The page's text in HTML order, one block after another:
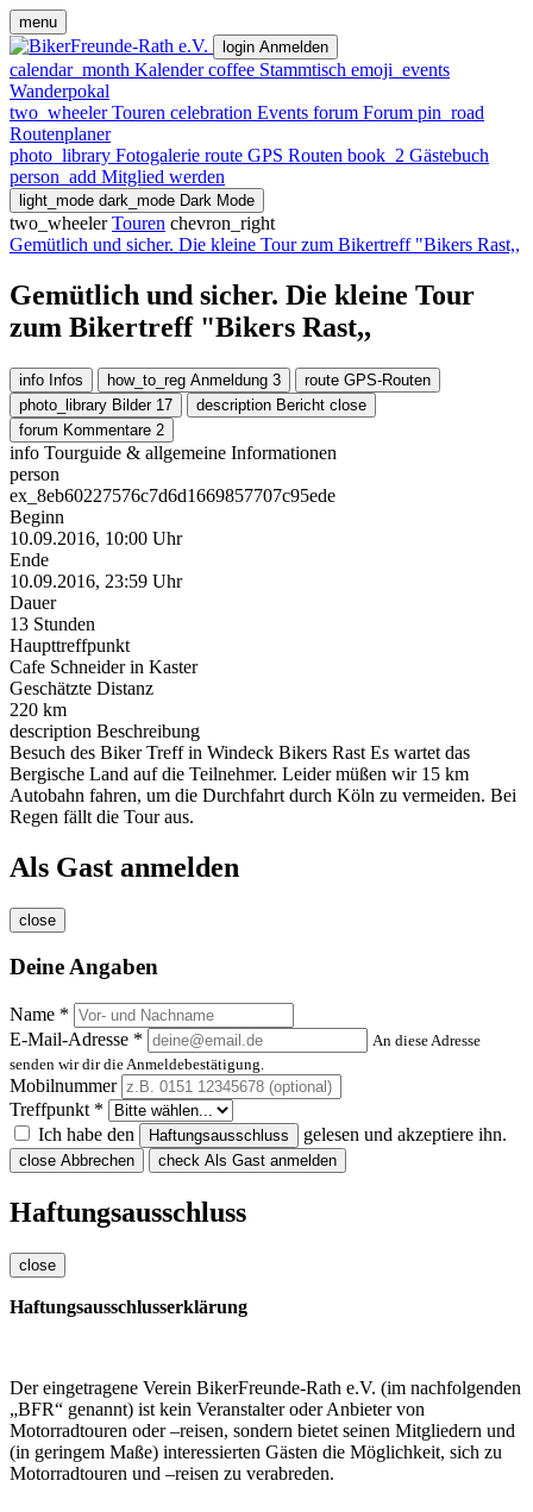
menu
login Anmelden
calendar_month Kalender coffee Stammtisch emoji_events
Wanderpokal
two_wheeler Touren celebration Events forum Forum pin_road
Routenplaner
photo_library Fotogalerie route GPS Routen book_2 Gästebuch
person_add Mitglied werden
light_mode dark_mode Dark Mode
two_wheeler Touren chevron_right
Gemütlich und sicher. Die kleine Tour zum Bikertreff "Bikers Rast,,
Gemütlich und sicher. Die kleine Tour
zum Bikertreff "Bikers Rast,,
info Infos how_to_reg Anmeldung 3 route GPS-Routen
photo_library Bilder 17 description Bericht close
forum Kommentare 2
info Tourguide & allgemeine Informationen
person
ex_8eb60227576c7d6d1669857707c95ede
Beginn
10.09.2016, 10:00 Uhr
Ende
10.09.2016, 23:59 Uhr
Dauer
13 Stunden
Haupttreffpunkt
Cafe Schneider in Kaster
Geschätzte Distanz
220 km
description Beschreibung
Besuch des Biker Treff in Windeck Bikers Rast Es wartet das
Bergische Land auf die Teilnehmer. Leider müßen wir 15 km
Autobahn fahren, um die Durchfahrt durch Köln zu vermeiden. Bei
Regen fällt die Tour aus.
Als Gast anmelden
close
Deine Angaben
Name *
E-Mail-Adresse *
An diese Adresse
senden wir dir die Anmeldebestätigung.
Mobilnummer
Treffpunkt *
Ich habe den
Haftungsausschluss gelesen und akzeptiere ihn.
close Abbrechen check Als Gast anmelden
Haftungsausschluss
close
Haftungsausschlusserklärung
Der eingetragene Verein BikerFreunde-Rath e.V. (im nachfolgenden
„BFR“ genannt) ist kein Veranstalter oder Anbieter von
Motorradtouren oder –reisen, sondern bietet seinen Mitgliedern und
(in geringem Maße) interessierten Gästen die Möglichkeit, sich zu
Motorradtouren und –reisen zu verabreden.